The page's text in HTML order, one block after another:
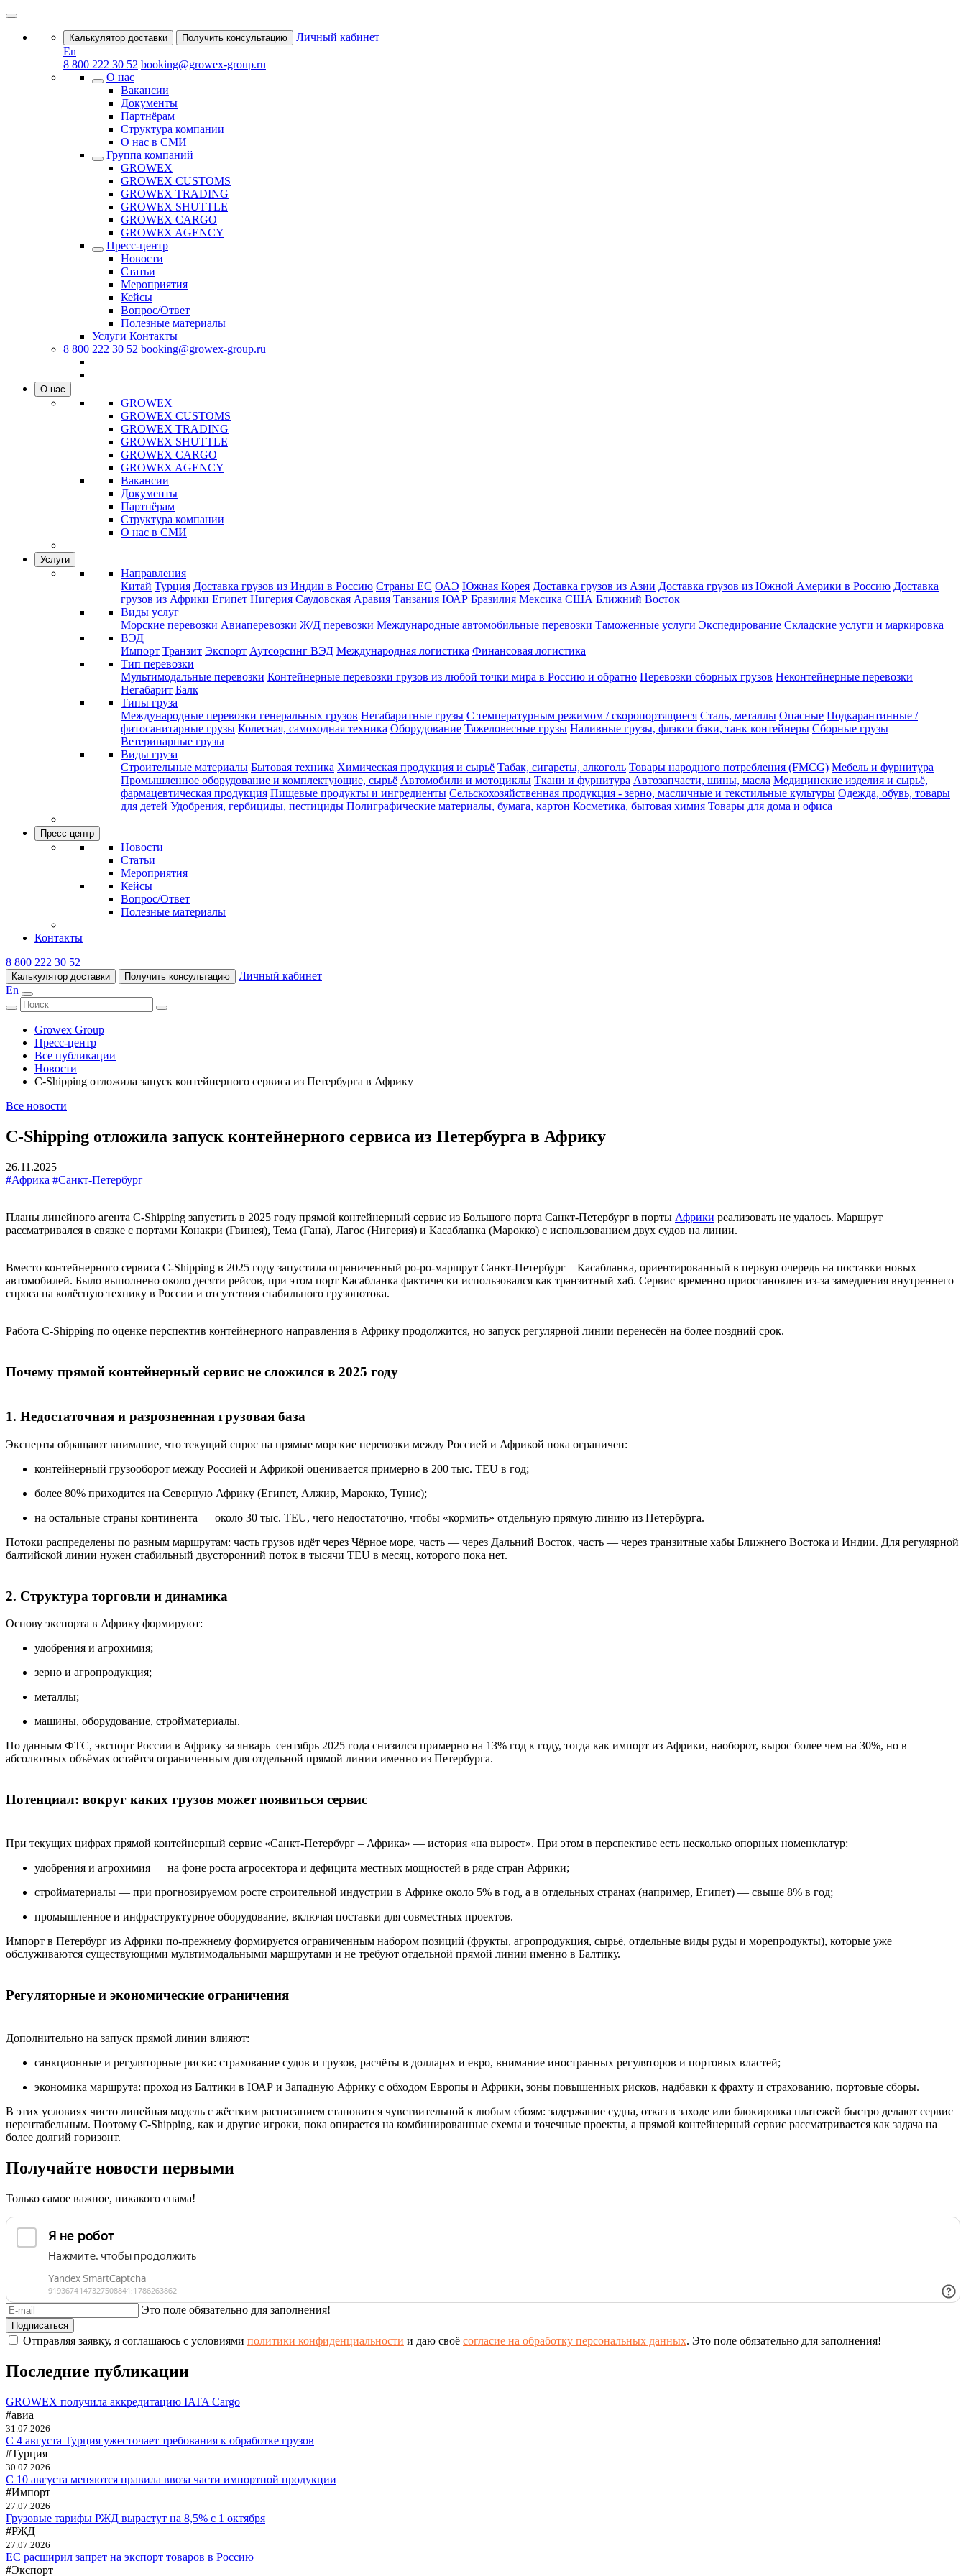
Калькулятор доставки Получить консультацию
Личный кабинет
En
8 800 222 30 52 booking@growex-group.ru
О нас
Вакансии
Документы
Партнёрам
Структура компании
О нас в СМИ
Группа компаний
GROWEX
GROWEX CUSTOMS
GROWEX TRADING
GROWEX SHUTTLE
GROWEX CARGO
GROWEX AGENCY
Пресс-центр
Новости
Статьи
Мероприятия
Кейсы
Вопрос/Ответ
Полезные материалы
Услуги Контакты
8 800 222 30 52 booking@growex-group.ru
О нас
GROWEX
GROWEX CUSTOMS
GROWEX TRADING
GROWEX SHUTTLE
GROWEX CARGO
GROWEX AGENCY
Вакансии
Документы
Партнёрам
Структура компании
О нас в СМИ
Услуги
Направления
Китай Турция Доставка грузов из Индии в Россию Страны ЕС ОАЭ Южная Корея Доставка грузов из Азии Доставка грузов из Южной Америки в Россию Доставка
грузов из Африки Египет Нигерия Саудовская Аравия Танзания ЮАР Бразилия Мексика США Ближний Восток
Виды услуг
Морские перевозки Авиаперевозки Ж/Д перевозки Международные автомобильные перевозки Таможенные услуги Экспедирование Складские услуги и маркировка
ВЭД
Импорт Транзит Экспорт Аутсорсинг ВЭД Международная логистика Финансовая логистика
Тип перевозки
Мультимодальные перевозки Контейнерные перевозки грузов из любой точки мира в Россию и обратно Перевозки сборных грузов Неконтейнерные перевозки
Негабарит Балк
Типы груза
Международные перевозки генеральных грузов Негабаритные грузы С температурным режимом / скоропортящиеся Сталь, металлы Опасные Подкарантинные /
фитосанитарные грузы Колесная, самоходная техника Оборудование Тяжеловесные грузы Наливные грузы, флэкси бэки, танк контейнеры Сборные грузы
Ветеринарные грузы
Виды груза
Строительные материалы Бытовая техника Химическая продукция и сырьё Табак, сигареты, алкоголь Товары народного потребления (FMCG) Мебель и фурнитура
Промышленное оборудование и комплектующие, сырьё Автомобили и мотоциклы Ткани и фурнитура Автозапчасти, шины, масла Медицинские изделия и сырьё,
фармацевтическая продукция Пищевые продукты и ингредиенты Сельскохозяйственная продукция - зерно, масличные и текстильные культуры Одежда, обувь, товары
для детей Удобрения, гербициды, пестициды Полиграфические материалы, бумага, картон Косметика, бытовая химия Товары для дома и офиса
Пресс-центр
Новости
Статьи
Мероприятия
Кейсы
Вопрос/Ответ
Полезные материалы
Контакты
8 800 222 30 52
Калькулятор доставки Получить консультацию
Личный кабинет
En
Growex Group
Пресс-центр
Все публикации
Новости
C-Shipping отложила запуск контейнерного сервиса из Петербурга в Африку
Все новости
C-Shipping отложила запуск контейнерного сервиса из Петербурга в Африку
26.11.2025
#Африка #Санкт-Петербург
Планы линейного агента C-Shipping запустить в 2025 году прямой контейнерный сервис из Большого порта Санкт-Петербург в порты Африки реализовать не удалось. Маршрут
рассматривался в связке с портами Конакри (Гвинея), Тема (Гана), Лагос (Нигерия) и Касабланка (Марокко) с использованием двух судов на линии.
Вместо контейнерного сервиса C-Shipping в 2025 году запустила ограниченный ро-ро-маршрут Санкт-Петербург – Касабланка, ориентированный в первую очередь на поставки новых
автомобилей. Было выполнено около десяти рейсов, при этом порт Касабланка фактически использовался как транзитный хаб. Сервис временно приостановлен из-за замедления внутреннего
спроса на колёсную технику в России и отсутствия стабильного грузопотока.
Работа C-Shipping по оценке перспектив контейнерного направления в Африку продолжится, но запуск регулярной линии перенесён на более поздний срок.
Почему прямой контейнерный сервис не сложился в 2025 году
1. Недостаточная и разрозненная грузовая база
Эксперты обращают внимание, что текущий спрос на прямые морские перевозки между Россией и Африкой пока ограничен:
контейнерный грузооборот между Россией и Африкой оценивается примерно в 200 тыс. TEU в год;
более 80% приходится на Северную Африку (Египет, Алжир, Марокко, Тунис);
на остальные страны континента — около 30 тыс. TEU, чего недостаточно, чтобы «кормить» отдельную прямую линию из Петербурга.
Потоки распределены по разным маршрутам: часть грузов идёт через Чёрное море, часть — через Дальний Восток, часть — через транзитные хабы Ближнего Востока и Индии. Для регулярной
балтийской линии нужен стабильный двусторонний поток в тысячи TEU в месяц, которого пока нет.
2. Структура торговли и динамика
Основу экспорта в Африку формируют:
удобрения и агрохимия;
зерно и агропродукция;
металлы;
машины, оборудование, стройматериалы.
По данным ФТС, экспорт России в Африку за январь–сентябрь 2025 года снизился примерно на 13% год к году, тогда как импорт из Африки, наоборот, вырос более чем на 30%, но в
абсолютных объёмах остаётся ограниченным для отдельной прямой линии именно из Петербурга.
Потенциал: вокруг каких грузов может появиться сервис
При текущих цифрах прямой контейнерный сервис «Санкт-Петербург – Африка» — история «на вырост». При этом в перспективе есть несколько опорных номенклатур:
удобрения и агрохимия — на фоне роста агросектора и дефицита местных мощностей в ряде стран Африки;
стройматериалы — при прогнозируемом росте строительной индустрии в Африке около 5% в год, а в отдельных странах (например, Египет) — свыше 8% в год;
промышленное и инфраструктурное оборудование, включая поставки для совместных проектов.
Импорт в Петербург из Африки по-прежнему формируется ограниченным набором позиций (фрукты, агропродукция, сырьё, отдельные виды руды и морепродукты), которые уже
обслуживаются существующими мультимодальными маршрутами и не требуют отдельной прямой линии именно в Балтику.
Регуляторные и экономические ограничения
Дополнительно на запуск прямой линии влияют:
санкционные и регуляторные риски: страхование судов и грузов, расчёты в долларах и евро, внимание иностранных регуляторов и портовых властей;
экономика маршрута: проход из Балтики в ЮАР и Западную Африку с обходом Европы и Африки, зоны повышенных рисков, надбавки к фрахту и страхованию, портовые сборы.
В этих условиях чисто линейная модель с жёстким расписанием становится чувствительной к любым сбоям: задержание судна, отказ в заходе или блокировка платежей быстро делают сервис
нерентабельным. Поэтому C-Shipping, как и другие игроки, пока опирается на комбинированные схемы и точечные проекты, а прямой контейнерный сервис рассматривается как задача на
более долгий горизонт.
Получайте новости первыми
Только самое важное, никакого спама!
Это поле обязательно для заполнения!
Отправляя заявку, я соглашаюсь с условиями политики конфиденциальности и даю своё согласие на обработку персональных данных. Это поле обязательно для заполнения!
Последние публикации
GROWEX получила аккредитацию IATA Cargo
#авиа
31.07.2026
С 4 августа Турция ужесточает требования к обработке грузов
#Турция
30.07.2026
С 10 августа меняются правила ввоза части импортной продукции
#Импорт
27.07.2026
Грузовые тарифы РЖД вырастут на 8,5% с 1 октября
#РЖД
27.07.2026
ЕС расширил запрет на экспорт товаров в Россию
#Экспорт